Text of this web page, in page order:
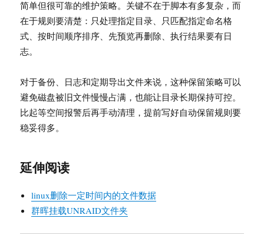
简单但很可靠的维护策略。关键不在于脚本有多复杂，而
在于规则要清楚：只处理指定目录、只匹配指定命名格
式、按时间顺序排序、先预览再删除、执行结果要有日
志。
对于备份、日志和定期导出文件来说，这种保留策略可以
避免磁盘被旧文件慢慢占满，也能让目录长期保持可控。
比起等空间报警后再手动清理，提前写好自动保留规则要
稳妥得多。
延伸阅读
linux删除一定时间内的文件数据
群晖挂载UNRAID文件夹